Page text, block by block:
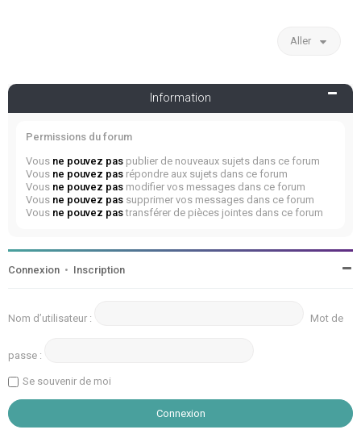
Aller
Information
Permissions du forum
Vous ne pouvez pas publier de nouveaux sujets dans ce forum
Vous ne pouvez pas répondre aux sujets dans ce forum
Vous ne pouvez pas modifier vos messages dans ce forum
Vous ne pouvez pas supprimer vos messages dans ce forum
Vous ne pouvez pastransférer de pièces jointes dans ce forum
Connexion • Inscription
Nom d’utilisateur : Mot de
passe :
Se souvenir de moi